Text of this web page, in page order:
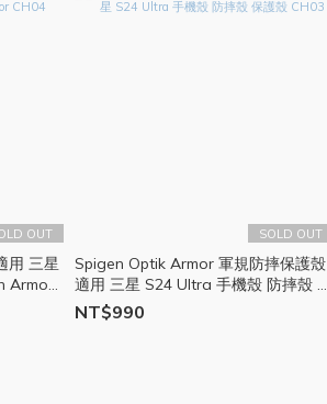
OUT
用 三星
Armor
SOLD OUT
Spigen Optik Armor 軍規防摔保護殼
適用 三星 S24 Ultra 手機殼 防摔殼 保
護殼 CH03
NT$990